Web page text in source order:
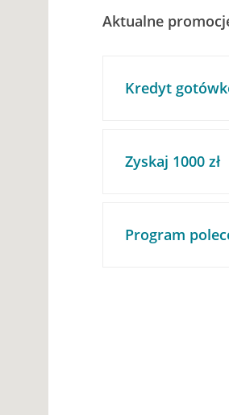
Aktualne
Kredyt
Zyskaj 1000 zł
Program